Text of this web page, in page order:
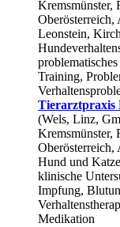
Kremsmünster,
Oberösterreich,
Leonstein,
Training,
Tierarztpraxis
(Wels, Linz,
Kremsmünster,
Oberösterreich,
Hund und
klinische
Impfung,
Medikation